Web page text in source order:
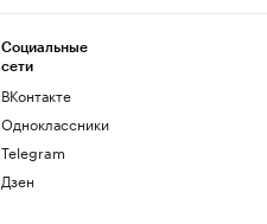
Социальные
сети
ВКонтакте
Одноклассники
Telegram
Дзен